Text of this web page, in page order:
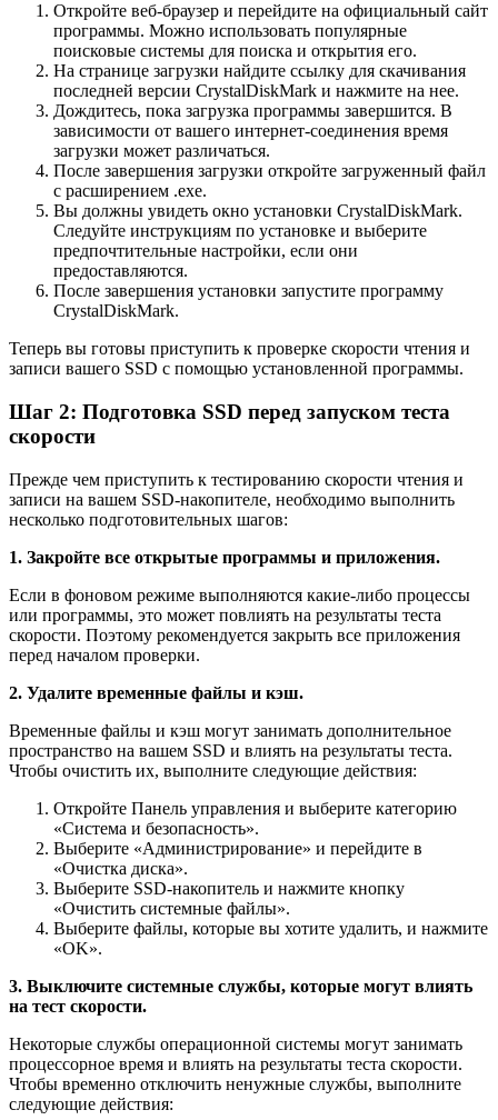
Откройте веб-браузер и перейдите на официальный сайт
программы. Можно использовать популярные
поисковые системы для поиска и открытия его.
На странице загрузки найдите ссылку для скачивания
последней версии CrystalDiskMark и нажмите на нее.
Дождитесь, пока загрузка программы завершится. В
зависимости от вашего интернет-соединения время
загрузки может различаться.
После завершения загрузки откройте загруженный файл
с расширением .exe.
Вы должны увидеть окно установки CrystalDiskMark.
Следуйте инструкциям по установке и выберите
предпочтительные настройки, если они
предоставляются.
После завершения установки запустите программу
CrystalDiskMark.
Теперь вы готовы приступить к проверке скорости чтения и
записи вашего SSD с помощью установленной программы.
Шаг 2: Подготовка SSD перед запуском теста
скорости
Прежде чем приступить к тестированию скорости чтения и
записи на вашем SSD-накопителе, необходимо выполнить
несколько подготовительных шагов:
1. Закройте все открытые программы и приложения.
Если в фоновом режиме выполняются какие-либо процессы
или программы, это может повлиять на результаты теста
скорости. Поэтому рекомендуется закрыть все приложения
перед началом проверки.
2. Удалите временные файлы и кэш.
Временные файлы и кэш могут занимать дополнительное
пространство на вашем SSD и влиять на результаты теста.
Чтобы очистить их, выполните следующие действия:
Откройте Панель управления и выберите категорию
«Система и безопасность».
Выберите «Администрирование» и перейдите в
«Очистка диска».
Выберите SSD-накопитель и нажмите кнопку
«Очистить системные файлы».
Выберите файлы, которые вы хотите удалить, и нажмите
«OK».
3. Выключите системные службы, которые могут влиять
на тест скорости.
Некоторые службы операционной системы могут занимать
процессорное время и влиять на результаты теста скорости.
Чтобы временно отключить ненужные службы, выполните
следующие действия: